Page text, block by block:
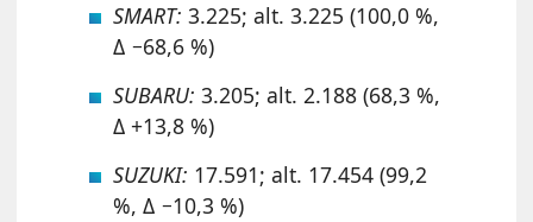
SMART: 3.225; alt. 3.225 (100,0 %,
Δ −68,6 %)
SUBARU: 3.205; alt. 2.188 (68,3 %,
Δ +13,8 %)
SUZUKI: 17.591; alt. 17.454 (99,2
%, Δ −10,3 %)